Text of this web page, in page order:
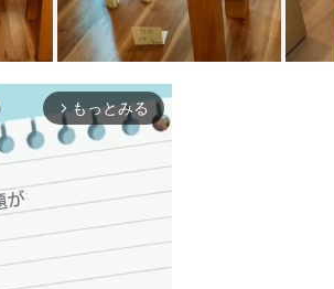
arrow_forward_ios もっとみる